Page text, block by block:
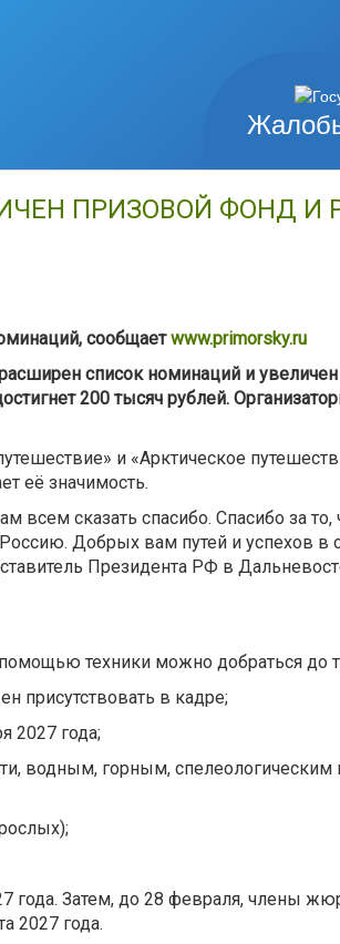
ПРИЗОВОЙ ФОНД И
сообщаетwww.primorsky.ru
список номинаций и
200 тысяч рублей.
и «Арктическое
её значимость.
сказать спасибо. Спасибо за то,
Добрых вам путей и успехов
Президента РФ в
техники можно добраться до
присутствовать в кадре;
2027 года;
водным, горным, спелеологическим
года. Затем, до 28 февраля, члены
2027 года.